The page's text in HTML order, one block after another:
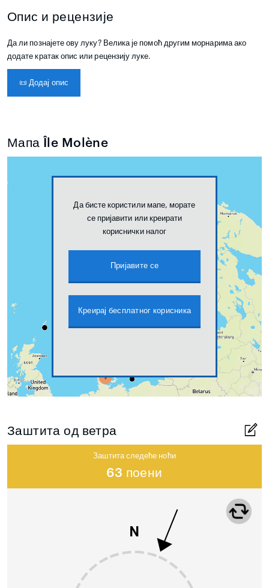
Опис и рецензије
Да ли познајете ову луку? Велика је помоћ другим морнарима ако
додате кратак опис или рецензију луке.
📜 Додај опис
Мапа Île Molène
Да бисте користили мапе, морате
се пријавити или креирати
кориснички налог
Пријавите се
Креирај бесплатног корисника
Заштита од ветра
Заштита следеће ноћи
63 поени
N